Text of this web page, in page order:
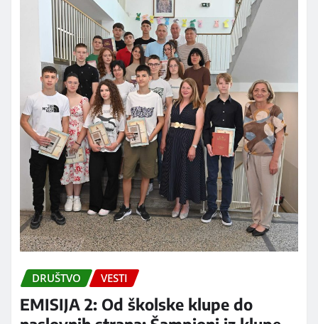
DRUŠTVO VESTI
EMISIJA 2: Od školske klupe do